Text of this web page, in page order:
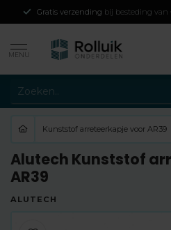
Gratis verzending bij besteding van
MENU
Kunststof arreteerkapje voor AR39
Alutech Kunststof
AR39
ALUTECH